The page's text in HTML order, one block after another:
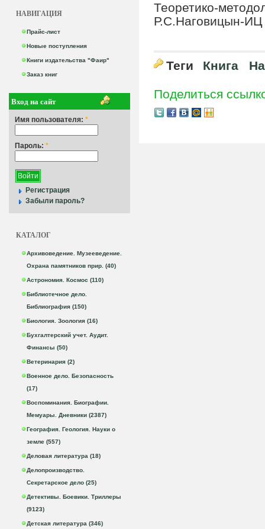
НАВИГАЦИЯ
Прайс-лист
Новые поступления
Книги издательства "Фаир"
Заказ книг
Вход на сайт
Имя пользователя: *
Пароль: *
Регистрация
Забыли пароль?
КАТАЛОГ
Архивоведение. Музееведение.
Охрана памятников прир. (40)
Астрономия. Космос (110)
Библиотечное дело.
Библиография (150)
Биология. Зоология (16)
Бухгалтерский учет. Аудит.
Финансы (50)
Ветеринария (2)
Военное дело. Безопасность
(17)
Воспоминания. Биографии.
Мемуары. Дневники (2387)
География. Геология. Науки о
земле (557)
Деловая литература (18)
Делопроизводство.
Секретарское дело (25)
Детективы. Боевики. Триллеры
(9123)
Детская литература (346)
Теоретико-
Р.С.Наговицын-
Теги Книга
Поделиться